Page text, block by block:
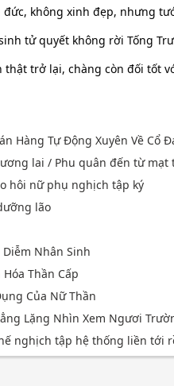
đức, không xinh đẹp, nhưng
tử quyết không rời Tống
thật trở lại, chàng còn đối tốt
Hàng Tự Động Xuyên Về Cổ
lai / Phu quân đến từ mạt
hôi nữ phụ nghịch tập ký
lão
Nhân Sinh
Thần Cấp
Của Nữ Thần
Lặng Nhìn Xem Ngươi
nghịch tập hệ thống liền tới